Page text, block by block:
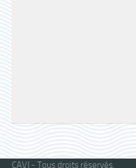
CAVJ - Tous droits réservés.